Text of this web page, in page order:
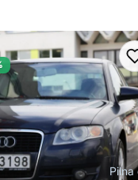
Pilna